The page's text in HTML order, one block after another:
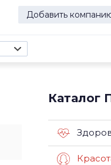
Добавить
Каталог